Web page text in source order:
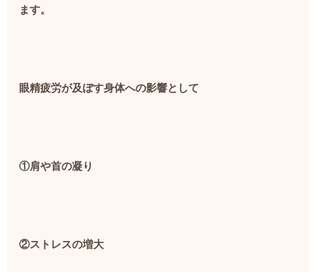
ます。
眼精疲労が及ぼす身体への影響として
①肩や首の凝り
②ストレスの増大